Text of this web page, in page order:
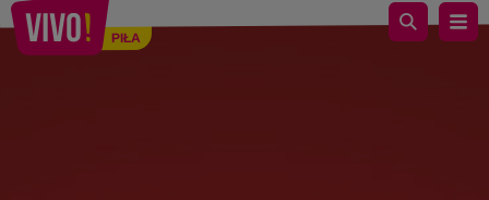
PIŁA
Klucz do serca - Walentynki w VIVO!